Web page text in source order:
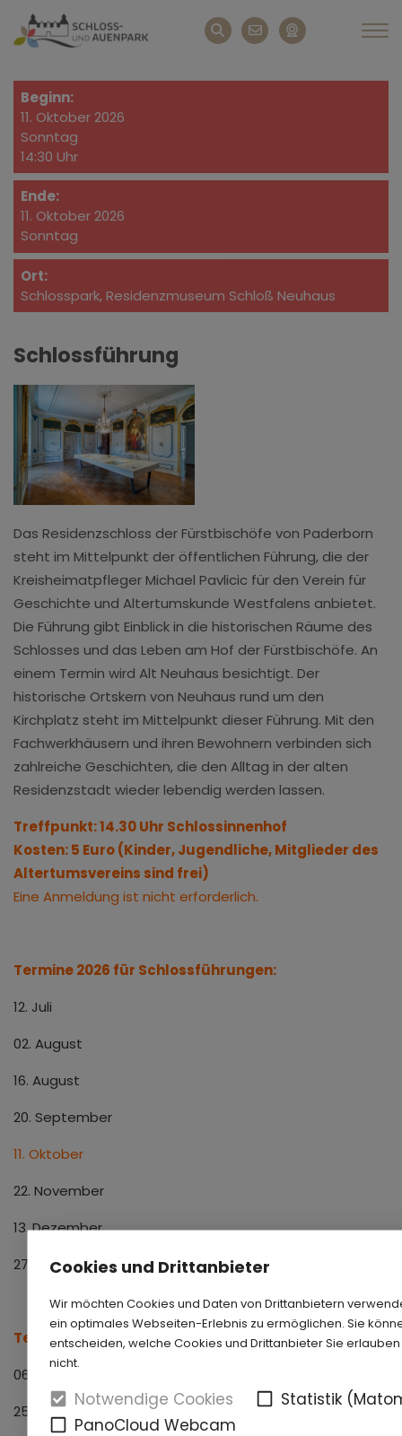
Cookies und Drittanbieter
Wir möchten Cookies und Daten von Drittanbietern
ein optimales Webseiten-Erlebnis zu ermöglichen. Sie
entscheiden, welche Cookies und Drittanbieter Sie
nicht.
Notwendige Cookies
Statistik
PanoCloud Webcam
Beginn:
11. Oktober 2026
Sonntag
14:30 Uhr
Ende:
11. Oktober 2026
Sonntag
Ort:
Schlosspark, Residenzmuseum Schloß Neuhaus
Schlossführung
Das Residenzschloss der Fürstbischöfe von Paderborn
steht im Mittelpunkt der öffentlichen Führung, die der
Kreisheimatpfleger Michael Pavlicic für den Verein für
Geschichte und Altertumskunde Westfalens anbietet.
Die Führung gibt Einblick in die historischen Räume des
Schlosses und das Leben am Hof der Fürstbischöfe. An
einem Termin wird Alt Neuhaus besichtigt. Der
historische Ortskern von Neuhaus rund um den
Kirchplatz steht im Mittelpunkt dieser Führung. Mit den
Fachwerkhäusern und ihren Bewohnern verbinden sich
zahlreiche Geschichten, die den Alltag in der alten
Residenzstadt wieder lebendig werden lassen.
Treffpunkt: 14.30 Uhr Schlossinnenhof
Kosten: 5 Euro (Kinder, Jugendliche, Mitglieder des
Altertumsvereins sind frei)
Eine Anmeldung ist nicht erforderlich.
Termine 2026 für Schlossführungen:
12. Juli
02. August
16. August
20. September
11. Oktober
22. November
13. Dezember
27. Dezember
Termin 2026 für Altstadtführung:
06. September
25. Oktober